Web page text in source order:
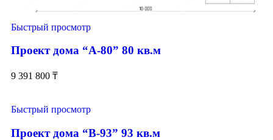
Быстрый просмотр
Проект дома “А-80” 80 кв.м
9 391 800 ₸
Быстрый просмотр
Проект дома “В-93” 93 кв.м